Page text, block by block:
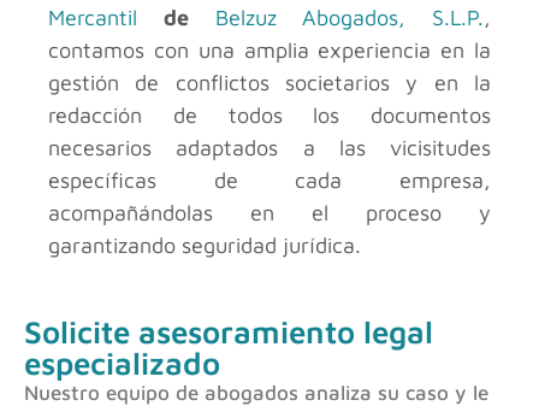
Mercantil de Belzuz Abogados, S.L.P.,
contamos con una amplia experiencia en la
gestión de conflictos societarios y en la
redacción de todos los documentos
necesarios adaptados a las vicisitudes
específicas de cada empresa,
acompañándolas en el proceso y
garantizando seguridad jurídica.
Solicite asesoramiento legal
especializado
Nuestro equipo de abogados analiza su caso y le